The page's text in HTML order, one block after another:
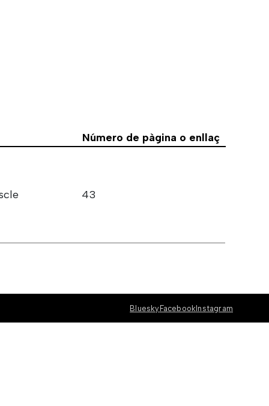
Número de pàgina o enllaç
43
Bluesky Facebook Instagram